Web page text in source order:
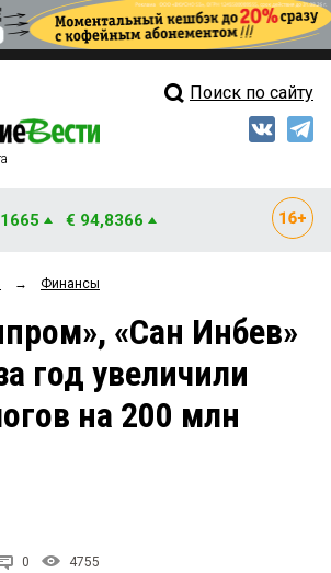
Свежий выпуск
Рейтинги
Блоги
Архив
Поиск по сайту
€ 94,8366
→ Финансы
«Сан Инбев»
год увеличили
на 200 млн
0 4755